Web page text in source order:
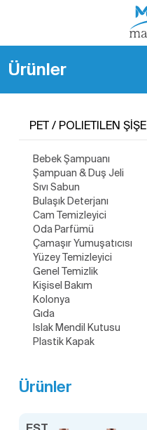
Ürünler
PET / POLIETILEN ŞİŞE
Bebek Şampuanı
Şampuan & Duş Jeli
Sıvı Sabun
Bulaşık Deterjanı
Cam Temizleyici
Oda Parfümü
Çamaşır Yumuşatıcısı
Yüzey Temizleyici
Genel Temizlik
Kişisel Bakım
Kolonya
Gıda
Islak Mendil Kutusu
Plastik Kapak
Ürünler